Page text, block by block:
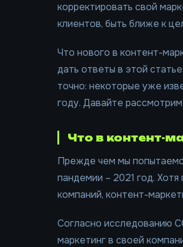
корректировать свой
клиентов, быть ближе к
Что нового в контент-
дать ответы в этой
точно: некоторые уже
году. Давайте
Что в контент-
Прежде чем мы
пандемии – 2021 год.
компаний, контент-
Согласно исследованию
маркетинг в своей